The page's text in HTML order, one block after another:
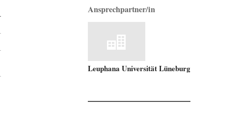
Ansprechpartner/in
Leuphana Universität Lüneburg